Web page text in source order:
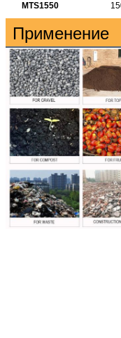
MTS1550
Применение